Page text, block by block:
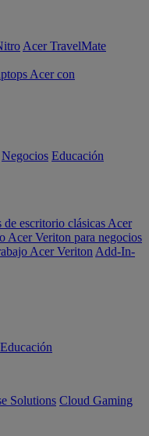
Acer TravelMate
Acer con
Negocios Educación
de escritorio clásicas Acer
Acer Veriton para negocios
Acer Veriton Add-In-
Educación
Solutions Cloud Gaming